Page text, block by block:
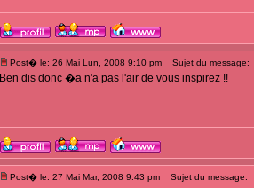
Post� le: 26 Mai Lun, 2008 9:10 pm Sujet du message:
Ben dis donc �a n'a pas l'air de vous inspirez !!
Post� le: 27 Mai Mar, 2008 9:43 pm Sujet du message: